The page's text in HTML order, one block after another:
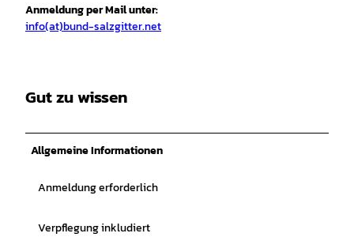
Anmeldung per Mail unter:
info(at)bund-salzgitter.net
Gut zu wissen
Allgemeine Informationen
Anmeldung erforderlich
Verpflegung inkludiert